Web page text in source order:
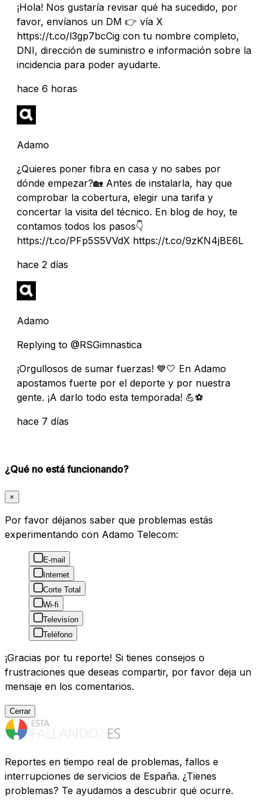
¡Hola! Nos gustaría revisar qué ha sucedido, por
favor, envíanos un DM 👉 vía X
https://t.co/l3gp7bcCig con tu nombre completo,
DNI, dirección de suministro e información sobre la
incidencia para poder ayudarte.
hace 6 horas
Adamo
¿Quieres poner fibra en casa y no sabes por
dónde empezar?🏡 Antes de instalarla, hay que
comprobar la cobertura, elegir una tarifa y
concertar la visita del técnico. En blog de hoy, te
contamos todos los pasos👇
https://t.co/PFp5S5VVdX https://t.co/9zKN4jBE6L
hace 2 días
Adamo
Replying to @RSGimnastica
¡Orgullosos de sumar fuerzas! 💙🤍 En Adamo
apostamos fuerte por el deporte y por nuestra
gente. ¡A darlo todo esta temporada! 💪⚽
hace 7 días
¿Qué no está funcionando?
×
Por favor déjanos saber que problemas estás
experimentando con Adamo Telecom:
E-mail
Internet
Corte Total
Wi-fi
Televisíon
Teléfono
¡Gracias por tu reporte! Si tienes consejos o
frustraciones que deseas compartir, por favor deja un
mensaje en los comentarios.
Cerrar
Reportes en tiempo real de problemas, fallos e
interrupciones de servicios de España. ¿Tienes
problemas? Te ayudamos a descubrir qué ocurre.